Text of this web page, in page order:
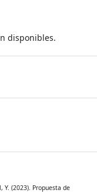
disponibles.
Y. (2023). Propuesta de